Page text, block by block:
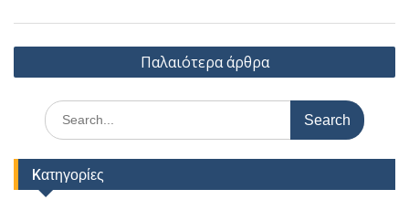
Πλοήγηση
άρθρων
Παλαιότερα άρθρα
Search
for:
Kατηγορίες